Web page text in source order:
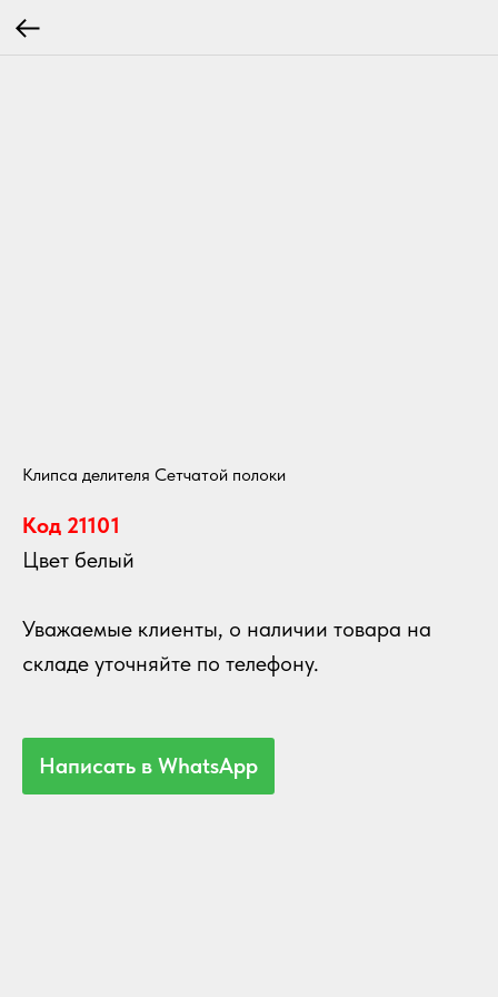
Клипса делителя Сетчатой полоки
Код 21101
Цвет белый
Уважаемые клиенты, о наличии товара на
складе уточняйте по телефону.
Написать в WhatsApp